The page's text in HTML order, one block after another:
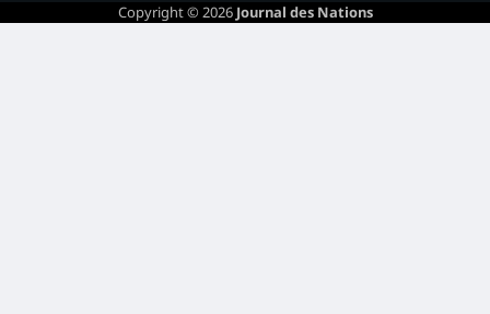
Copyright © 2026 Journal des Nations